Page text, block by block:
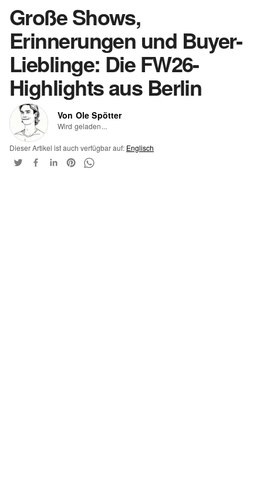
Große Shows,
Erinnerungen und Buyer-
Lieblinge: Die FW26-
Highlights aus Berlin
Von Ole Spötter
Wird geladen...
Dieser Artikel ist auch verfügbar auf: Englisch